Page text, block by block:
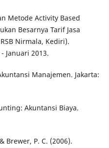
Metode Activity Based
Besarnya Tarif Jasa
Nirmala, Kediri).
Januari 2013.
Manajemen. Jakarta:
Akuntansi Biaya.
Brewer, P. C. (2006).